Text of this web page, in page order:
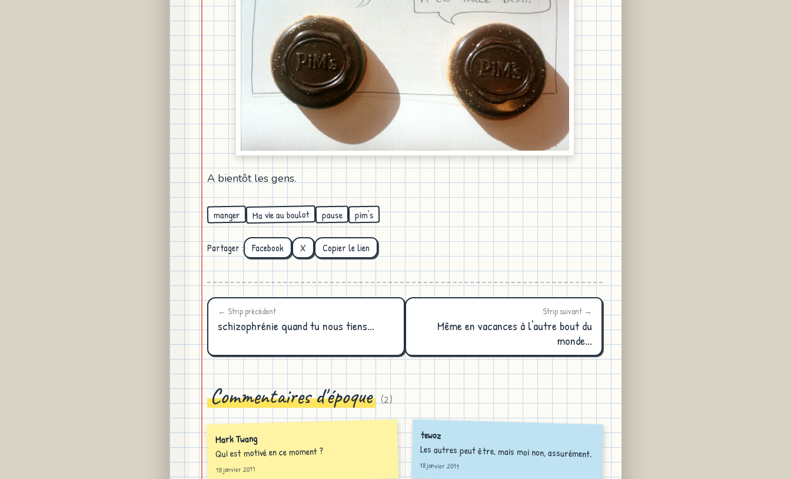
A bientôt les gens.
manger Ma vie au boulot pause pim's
Partager : Facebook X Copier le lien
← Strip précédent
schizophrénie quand tu nous tiens...
Strip suivant →
Même en vacances à l'autre bout du
monde...
Commentaires d'époque (2)
Mark Twang
Qui est motivé en ce moment ?
18 janvier 2011
tewoz
Les autres peut être, mais moi non, assurément.
18 janvier 2011